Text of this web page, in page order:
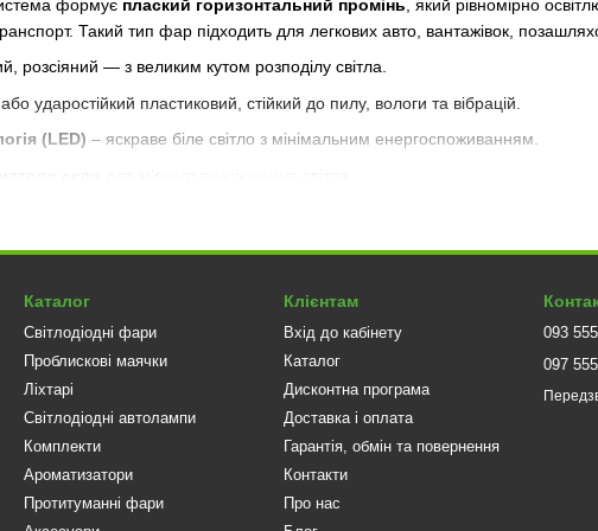
формує плаский горизонтальний промінь , який рівномірно
Такий тип фар підходить для легкових авто, вантажівок,
розсіяний — з великим кутом розподілу світла.
ударостійкий пластиковий, стійкий до пилу, вологи та вібрацій.
(LED) – яскраве біле світло з мінімальним енергоспоживанням.
герметичність, можливість роботи у важких умовах.
без “сліпих зон”.
в тумані, дощі, снігу або пилу.
руху — м’який горизонтальний промінь.
— сумісні з більшістю авто й техніки.
робота навіть при тривалому використанні.
Каталог
Світлодіодні фари
Проблискові маячки
Ліхтарі
Світлодіодні автолампи
Комплекти
Ароматизатори
Протитуманні фари
Клієнтам
Вхід до кабінету
Каталог
Дисконтна програма
Доставка і оплата
Гарантія, обмін та повернення
Контакти
Про нас
093
097